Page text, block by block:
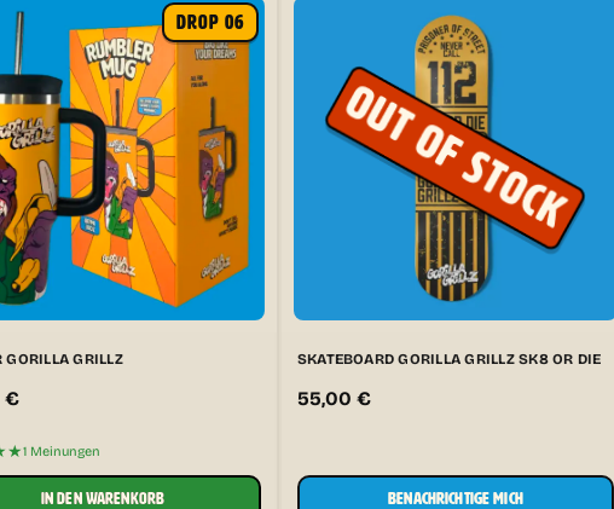
DROP 06
GORILLA GRILLZ
€
1 Meinungen
IN DEN WARENKORB
SKATEBOARD GORILLA GRILLZ SK8 OR DIE
55,00 €
BENACHRICHTIGE MICH